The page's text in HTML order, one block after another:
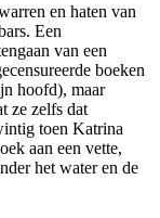
en haten van
Een
van een
boeken
hoofd), maar
ze zelfs dat
toen Katrina
aan een vette,
het water en de